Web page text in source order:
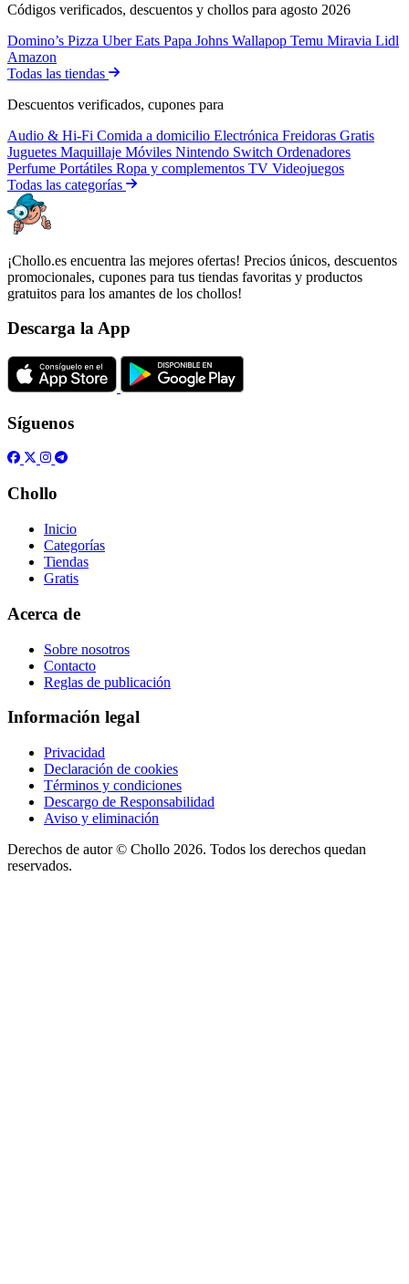
Códigos verificados, descuentos y chollos para agosto 2026
Domino’s Pizza Uber Eats Papa Johns Wallapop Temu Miravia Lidl
Amazon
Todas las tiendas
Descuentos verificados, cupones para
Audio & Hi-Fi Comida a domicilio Electrónica Freidoras Gratis
Juguetes Maquillaje Móviles Nintendo Switch Ordenadores
Perfume Portátiles Ropa y complementos TV Videojuegos
Todas las categorías
¡Chollo.es encuentra las mejores ofertas! Precios únicos, descuentos
promocionales, cupones para tus tiendas favoritas y productos
gratuitos para los amantes de los chollos!
Descarga la App
Síguenos
Chollo
Inicio
Categorías
Tiendas
Gratis
Acerca de
Sobre nosotros
Contacto
Reglas de publicación
Información legal
Privacidad
Declaración de cookies
Términos y condiciones
Descargo de Responsabilidad
Aviso y eliminación
Derechos de autor © Chollo 2026. Todos los derechos quedan
reservados.